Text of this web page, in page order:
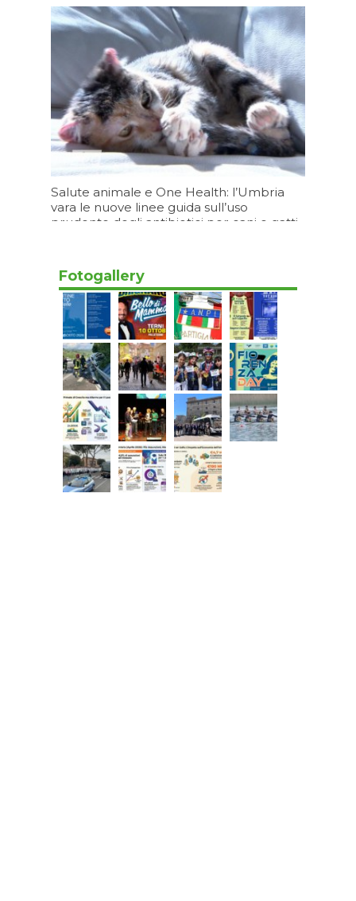
07/08/2026 19:30
Salute animale e One Health: l’Umbria
vara le nuove linee guida sull’uso
prudente degli antibiotici per cani e gatti
Fotogallery